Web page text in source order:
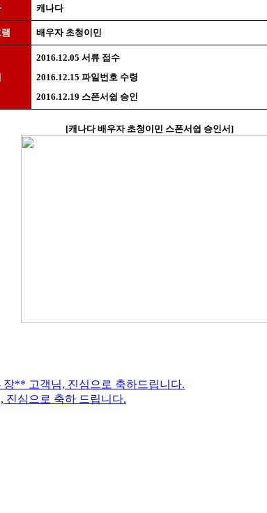
캐나다
배우자 초청이민
2016.12.05 서류 접수
2016.12.15 파일번호 수령
2016.12.19 스폰서쉽 승인
[캐나다 배우자 초청이민 스폰서쉽 승인서]
장** 고객님, 진심으로 축하드립니다.
진심으로 축하 드립니다.